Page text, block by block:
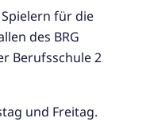
für die
des BRG
Berufsschule 2
und Freitag.